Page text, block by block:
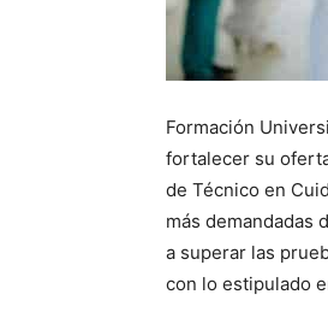
Formación
fortalecer su
de Técnico en
más demandadas
a superar las
con lo estipulado